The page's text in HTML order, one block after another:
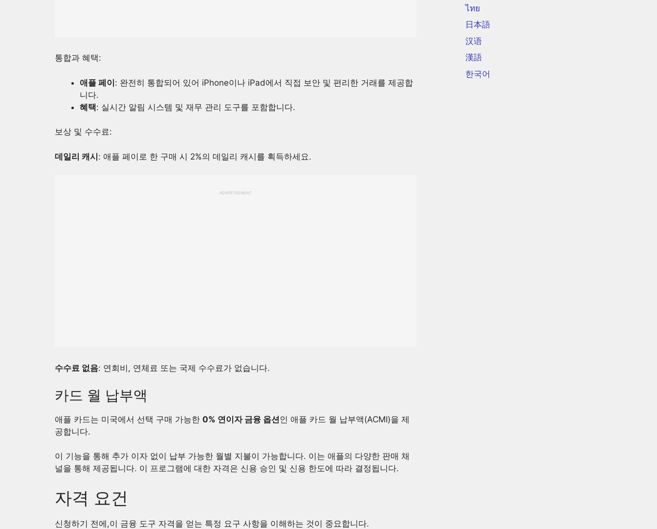
통합과 혜택:
애플 페이: 완전히 통합되어 있어 iPhone이나 iPad에서 직접 보안 및 편리한 거래를 제공합
니다.
혜택: 실시간 알림 시스템 및 재무 관리 도구를 포함합니다.
보상 및 수수료:
데일리 캐시: 애플 페이로 한 구매 시 2%의 데일리 캐시를 획득하세요.
ADVERTISEMENT
수수료 없음: 연회비, 연체료 또는 국제 수수료가 없습니다.
카드 월 납부액
애플 카드는 미국에서 선택 구매 가능한 0% 연이자 금융 옵션 인 애플 카드 월 납부액(ACMI)을 제
공합니다.
이 기능을 통해 추가 이자 없이 납부 가능한 월별 지불이 가능합니다. 이는 애플의 다양한 판매 채
널을 통해 제공됩니다. 이 프로그램에 대한 자격은 신용 승인 및 신용 한도에 따라 결정됩니다.
자격 요건
신청하기 전에,이 금융 도구 자격을 얻는 특정 요구 사항을 이해하는 것이 중요합니다.
ไทย
日本語
汉语
漢語
한국어